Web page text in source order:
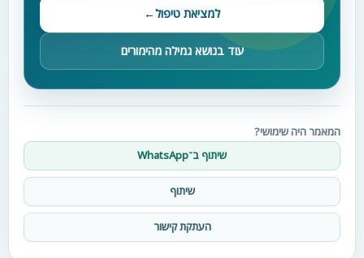
למציאת טיפול←
עוד בנושא גמילה מהימורים
המאמר היה שימושי?
שיתוף ב־WhatsApp
שיתוף
העתקת קישור